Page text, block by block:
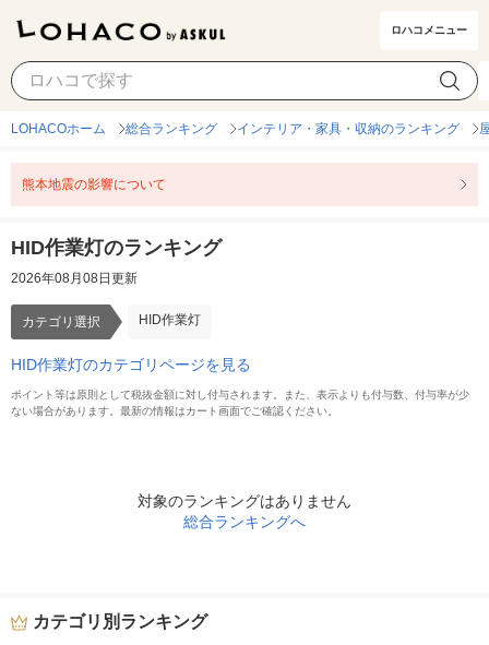
ロハコメニュー
HID作業灯 カテゴリ選択
LOHACOホーム 総合ランキング インテリア・家具・収納のランキング
熊本地震の影響について
HID作業灯のランキング
2026年08月08日更新
カテゴリ選択 HID作業灯
HID作業灯のカテゴリページを見る
ポイント等は原則として税抜金額に対し付与されます。また、表示よりも付与数、付与率が少
ない場合があります。最新の情報はカート画面でご確認ください。
対象のランキングはありません
総合ランキングへ
カテゴリ別ランキング